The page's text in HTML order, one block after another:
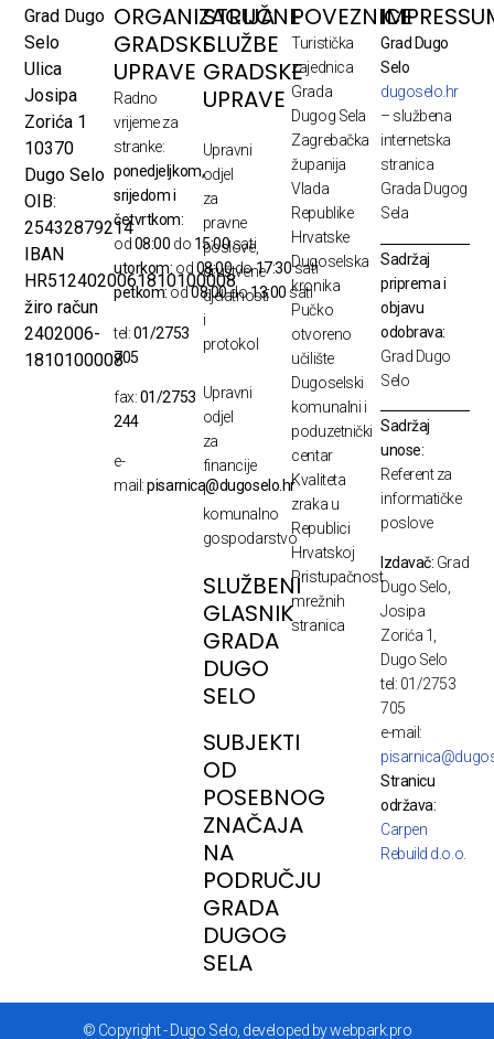
Grad Dugo
Selo
Ulica
Josipa
Zorića 1
10370
Dugo Selo
OIB:
25432879214
IBAN
HR5124020061810100008
žiro račun
2402006-
1810100008
ORGANIZACIJA
GRADSKE
UPRAVE
Radno
vrijeme za
stranke:
ponedjeljkom,
srijedom i
četvrtkom:
od08:00 do 15:00sati
utorkom: od08:00do17:30sati
petkom:od08:00do13:00 sati
tel:01/2753
705
fax:01/2753
244
e-
mail:pisarnica@dugoselo.hr
STRUČNE
SLUŽBE
GRADSKE
UPRAVE
Upravni
odjel
za
pravne
poslove,
društvene
djelatnosti
i
protokol
Upravni
odjel
za
financije
i
komunalno
gospodarstvo
SLUŽBENI
GLASNIK
GRADA
DUGO
SELO
SUBJEKTI
OD
POSEBNOG
ZNAČAJA
NA
PODRUČJU
GRADA
DUGOG
SELA
POVEZNICE
Turistička
zajednica
Grada
Dugog Sela
Zagrebačka
županija
Vlada
Republike
Hrvatske
Dugoselska
kronika
Pučko
otvoreno
učilište
Dugoselski
komunalni i
poduzetnički
centar
Kvaliteta
zraka u
Republici
Hrvatskoj
Pristupačnost
mrežnih
stranica
Grad Dugo
Selo
dugoselo.hr
– službena
internetska
stranica
Grada Dugog
Sela
Sadržaj
priprema i
objavu
odobrava:
Grad Dugo
Selo
Sadržaj
unose:
Referent za
informatičke
poslove
Izdavač: Grad
Dugo Selo,
Josipa
Zorića 1,
Dugo Selo
tel: 01/2753
705
e-mail:
Stranicu
održava:
Carpen
Rebuild d.o.o.
© Copyright - Dugo Selo, developed by webpark.pro